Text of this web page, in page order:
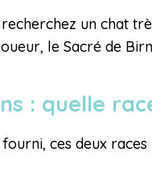
un chat
le Sacré de
: quelle
ces deux